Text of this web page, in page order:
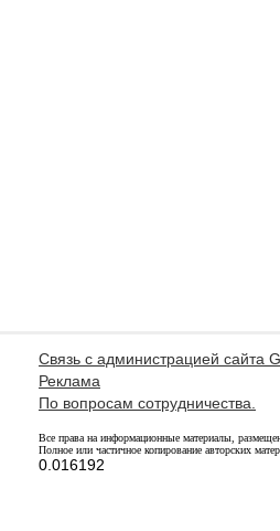
Связь с администрацией сайта
Реклама
По вопросам сотрудничества.
Все права на информационные материалы,
Полное или частичное копирование авторских
0.016192